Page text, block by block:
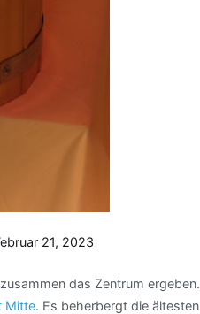
21, 2023
das Zentrum ergeben.
Mitte. Es beherbergt die ältesten